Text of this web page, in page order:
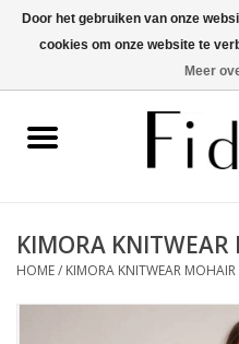
KIMORA KNITWEAR
HOME/ KIMORA KNITWEAR MOHAIR
Door het gebruiken van onze
cookies om onze website te
Meer